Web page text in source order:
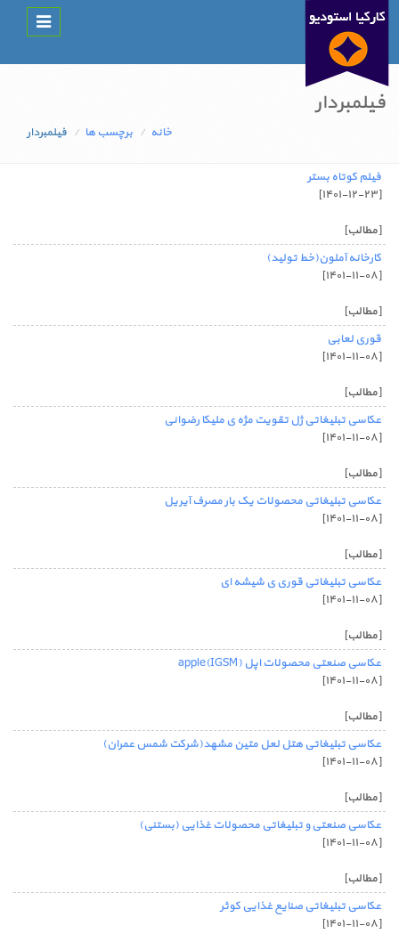
Toggle
navigation
فیلمبردار
خانه برچسب ها فیلمبردار
فیلم کوتاه بستر
[۱۴۰۱-۱۲-۲۳]
[مطالب]
کارخانه آملون(خط تولید)
[۱۴۰۱-۱۱-۰۸]
[مطالب]
قوری لعابی
[۱۴۰۱-۱۱-۰۸]
[مطالب]
عکاسی تبلیغاتی ژل تقویت مژه ی ملیکا رضوانی
[۱۴۰۱-۱۱-۰۸]
[مطالب]
عکاسی تبلیغاتی محصولات یک بار مصرف آیریل
[۱۴۰۱-۱۱-۰۸]
[مطالب]
عکاسی تبلیغاتی قوری ی شیشه ای
[۱۴۰۱-۱۱-۰۸]
[مطالب]
عکاسی صنعتی محصولات اپل (IGSM)apple
[۱۴۰۱-۱۱-۰۸]
[مطالب]
عکاسی تبلیغاتی هتل لعل متین مشهد(شرکت شمس عمران)
[۱۴۰۱-۱۱-۰۸]
[مطالب]
عکاسی صنعتی و تبلیغاتی محصولات غذایی (بستنی)
[۱۴۰۱-۱۱-۰۸]
[مطالب]
عکاسی تبلیغاتی صنایع غذایی کوثر
[۱۴۰۱-۱۱-۰۸]